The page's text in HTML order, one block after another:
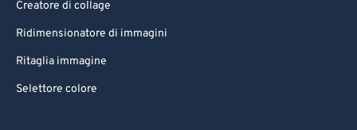
Creatore di collage
Ridimensionatore di immagini
Ritaglia immagine
Selettore colore